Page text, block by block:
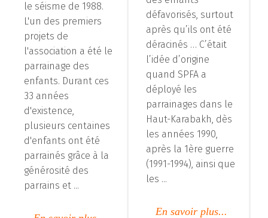
le séisme de 1988.
L'un des premiers
projets de
l'association a été le
parrainage des
enfants. Durant ces
33 années
d'existence,
plusieurs centaines
d'enfants ont été
parrainés grâce à la
générosité des
parrains et ...
défavorisés, surtout
après qu’ils ont été
déracinés … C’était
l’idée d’origine
quand SPFA a
déployé les
parrainages dans le
Haut-Karabakh, dès
les années 1990,
après la 1ère guerre
(1991-1994), ainsi que
les ...
En savoir plus...